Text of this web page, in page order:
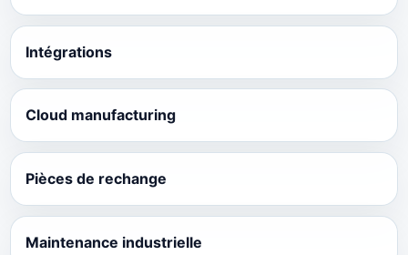
Intégrations
Cloud manufacturing
Pièces de rechange
Maintenance industrielle